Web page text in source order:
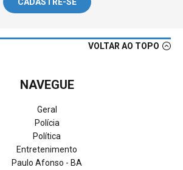
VOLTAR AO TOPO
NAVEGUE
Geral
Polícia
Política
Entretenimento
Paulo Afonso - BA